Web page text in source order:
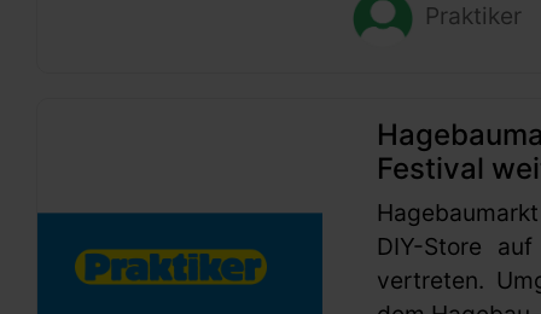
Praktiker
Festival
DIY-Store
vertreten.